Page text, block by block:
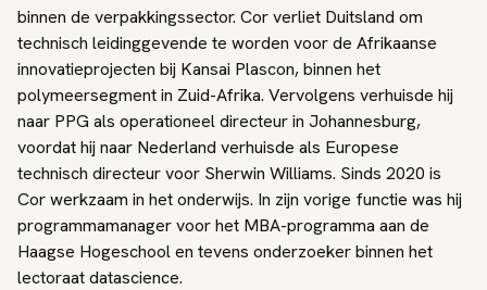
binnen de verpakkingssector. Cor verliet Duitsland om
technisch leidinggevende te worden voor de Afrikaanse
innovatieprojecten bij Kansai Plascon, binnen het
polymeersegment in Zuid-Afrika. Vervolgens verhuisde hij
naar PPG als operationeel directeur in Johannesburg,
voordat hij naar Nederland verhuisde als Europese
technisch directeur voor Sherwin Williams. Sinds 2020 is
Cor werkzaam in het onderwijs. In zijn vorige functie was hij
programmamanager voor het MBA-programma aan de
Haagse Hogeschool en tevens onderzoeker binnen het
lectoraat datascience.